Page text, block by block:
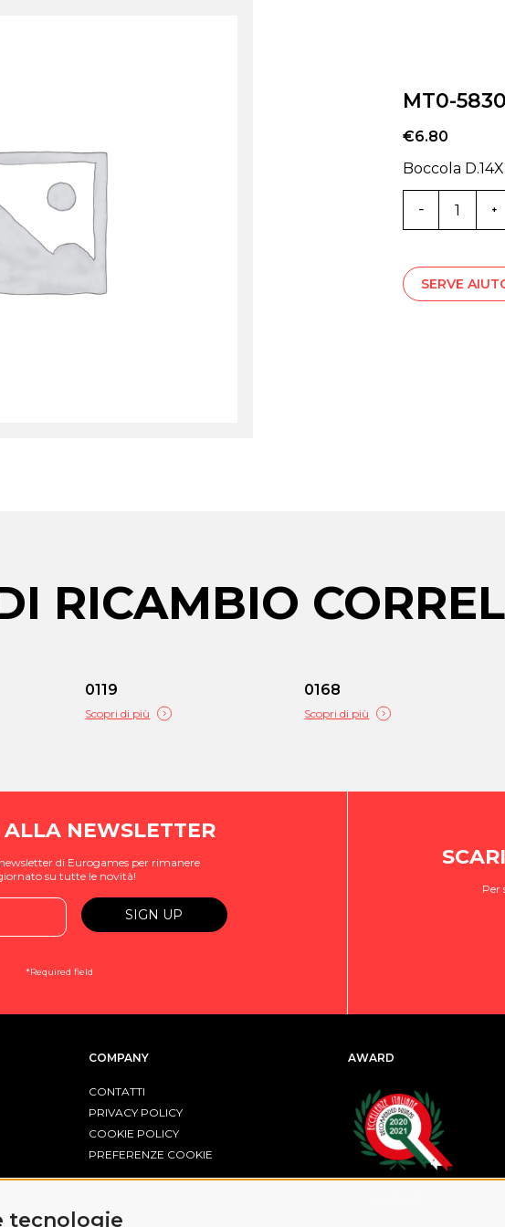
tecnologie
MT0-
€6.80
Boccola
5830Z
quantità
SERVE
RICAMBIO
0119
Scopri di più
0168
Scopri di più
ALLA NEWSLETTER
di Eurogames per rimanere
su tutte le novità!
*Required field
Per
COMPANY
CONTATTI
PRIVACY POLICY
COOKIE POLICY
PREFERENZE COOKIE
AWARD